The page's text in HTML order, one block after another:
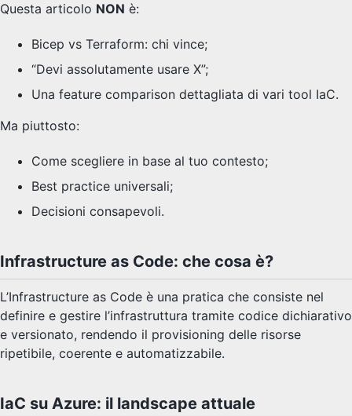
Questa articolo NON è:
Bicep vs Terraform: chi vince;
“Devi assolutamente usare X”;
Una feature comparison dettagliata di vari tool IaC.
Ma piuttosto:
Come scegliere in base al tuo contesto;
Best practice universali;
Decisioni consapevoli.
Infrastructure as Code: che cosa è?
L’Infrastructure as Code è una pratica che consiste nel
definire e gestire l’infrastruttura tramite codice dichiarativo
e versionato, rendendo il provisioning delle risorse
ripetibile, coerente e automatizzabile.
IaC su Azure: il landscape attuale